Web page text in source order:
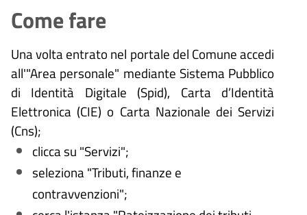
Come fare
Una volta entrato nel portale del Comune accedi
all'"Area personale" mediante Sistema Pubblico
di Identità Digitale (Spid), Carta d’Identità
Elettronica (CIE) o Carta Nazionale dei Servizi
(Cns);
clicca su "Servizi";
seleziona "Tributi, finanze e
contravvenzioni";